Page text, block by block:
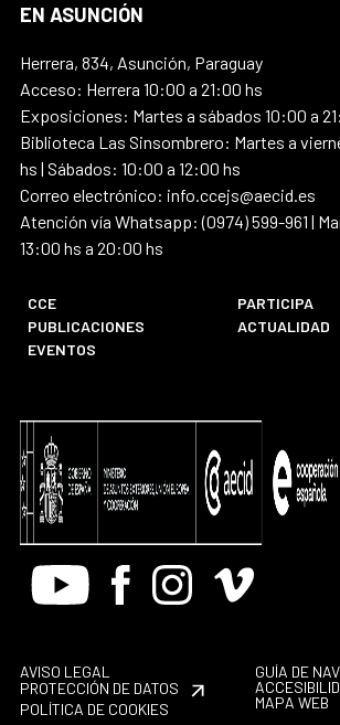
EN ASUNCIÓN
Herrera, 834, Asunción, Paraguay
Acceso: Herrera 10:00 a 21:00 hs
Exposiciones: Martes a sábados 10:00 a
Biblioteca Las Sinsombrero: Martes a
hs | Sábados: 10:00 a 12:00 hs
Correo electrónico: info.ccejs@aecid.es
Atención vía Whatsapp: (0974) 599-961 |
13:00 hs a 20:00 hs
CCE
PARTICIPA
PUBLICACIONES
ACTUALIDAD
EVENTOS
Youtube FacebookInstagram
Vimeo
AVISO LEGAL
PROTECCIÓN DE DATOS
POLÍTICA DE COOKIES
GUÍA DE
MAPA WEB